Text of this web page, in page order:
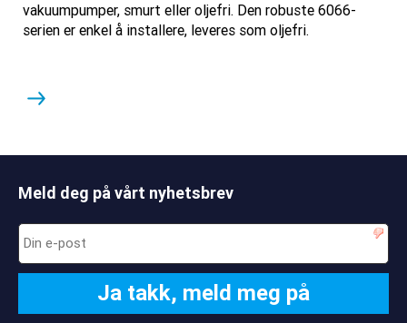
vakuumpumper, smurt eller oljefri. Den robuste 6066-
serien er enkel å installere, leveres som oljefri.
Meld deg på vårt nyhetsbrev